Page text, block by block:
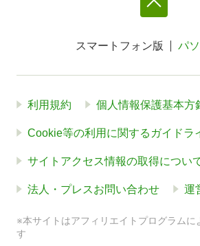
スマートフォン版 パ
利用規約 個人情報保護基本方
Cookie等の利用に関するガイドラ
サイトアクセス情報の取得につい
法人・プレスお問い合わせ 運
※本サイトはアフィリエイトプログラムに
す